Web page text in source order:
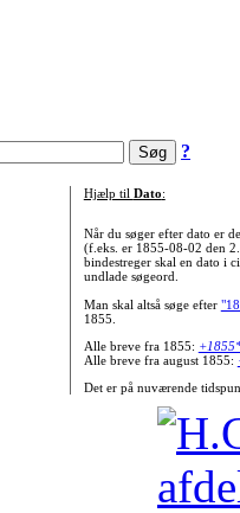
?
Hjælp til Dato:
Når du søger efter dato er
(f.eks. er 1855-08-02 den
bindestreger skal en dato i
undlade søgeord.
Man skal altså søge efter
1855.
Alle breve fra 1855:
Alle breve fra august 1855:
Det er på nuværende